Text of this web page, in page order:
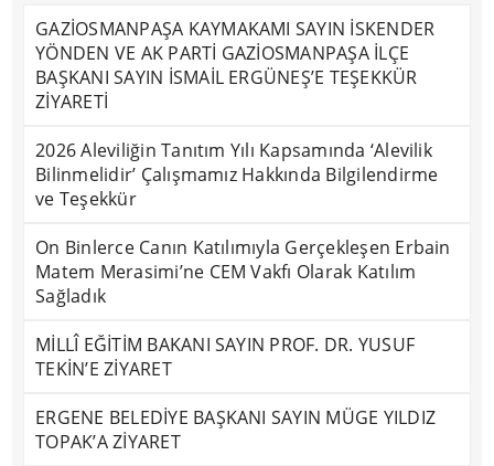
GAZİOSMANPAŞA KAYMAKAMI SAYIN İSKENDER
YÖNDEN VE AK PARTİ GAZİOSMANPAŞA İLÇE
BAŞKANI SAYIN İSMAİL ERGÜNEŞ’E TEŞEKKÜR
ZİYARETİ
2026 Aleviliğin Tanıtım Yılı Kapsamında ‘Alevilik
Bilinmelidir’ Çalışmamız Hakkında Bilgilendirme
ve Teşekkür
On Binlerce Canın Katılımıyla Gerçekleşen Erbain
Matem Merasimi’ne CEM Vakfı Olarak Katılım
Sağladık
MİLLÎ EĞİTİM BAKANI SAYIN PROF. DR. YUSUF
TEKİN’E ZİYARET
ERGENE BELEDİYE BAŞKANI SAYIN MÜGE YILDIZ
TOPAK’A ZİYARET